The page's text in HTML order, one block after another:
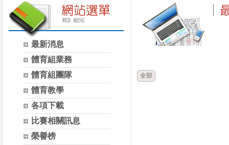
最新消息
體育組業務
體育組團隊
體育教學
各項下載
比賽相關訊息
榮譽榜
全部